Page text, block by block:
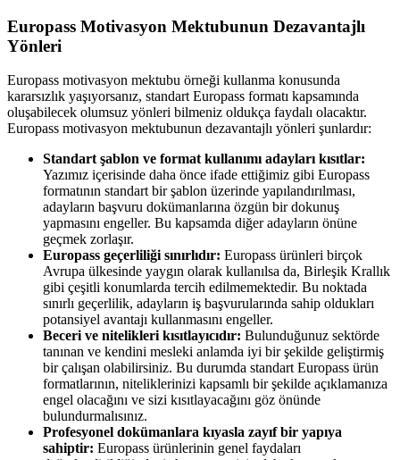
Europass Motivasyon Mektubunun Dezavantajlı
Yönleri
Europass motivasyon mektubu örneği kullanma konusunda
kararsızlık yaşıyorsanız, standart Europass formatı kapsamında
oluşabilecek olumsuz yönleri bilmeniz oldukça faydalı olacaktır.
Europass motivasyon mektubunun dezavantajlı yönleri şunlardır:
Standart şablon ve format kullanımı adayları kısıtlar:
Yazımız içerisinde daha önce ifade ettiğimiz gibi Europass
formatının standart bir şablon üzerinde yapılandırılması,
adayların başvuru dokümanlarına özgün bir dokunuş
yapmasını engeller. Bu kapsamda diğer adayların önüne
geçmek zorlaşır.
Europass geçerliliği sınırlıdır: Europass ürünleri birçok
Avrupa ülkesinde yaygın olarak kullanılsa da, Birleşik Krallık
gibi çeşitli konumlarda tercih edilmemektedir. Bu noktada
sınırlı geçerlilik, adayların iş başvurularında sahip oldukları
potansiyel avantajı kullanmasını engeller.
Beceri ve nitelikleri kısıtlayıcıdır: Bulunduğunuz sektörde
tanınan ve kendini mesleki anlamda iyi bir şekilde geliştirmiş
bir çalışan olabilirsiniz. Bu durumda standart Europass ürün
formatlarının, niteliklerinizi kapsamlı bir şekilde açıklamanıza
engel olacağını ve sizi kısıtlayacağını göz önünde
bulundurmalısınız.
Profesyonel dokümanlara kıyasla zayıf bir yapıya
sahiptir: Europass ürünlerinin genel faydaları